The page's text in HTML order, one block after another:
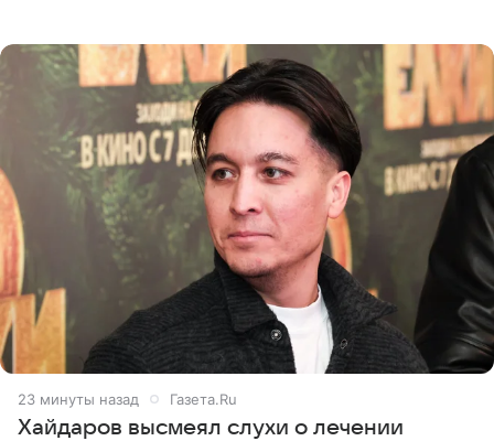
23 минуты назад Газета.Ru
Хайдаров высмеял слухи о лечении